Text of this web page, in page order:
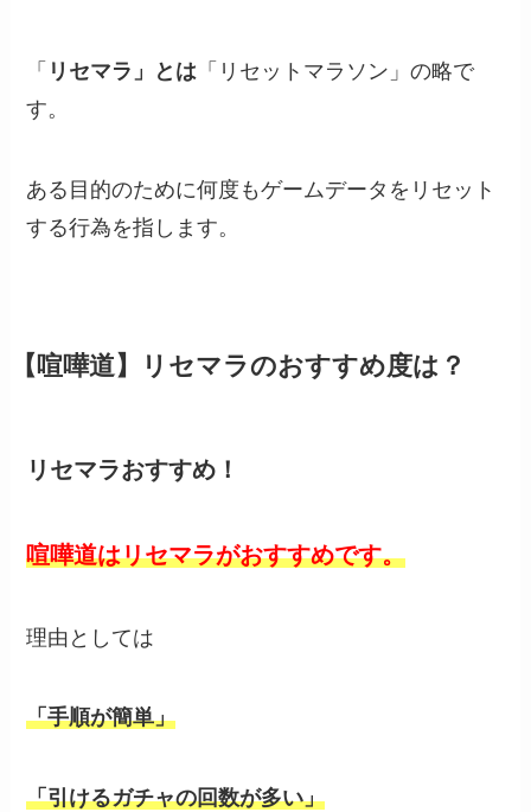
「 リセマラ」とは 「リセットマラソン」の略で
す。
ある目的のために何度もゲームデータをリセット
する行為を指します。
【喧嘩道】リセマラのおすすめ度は？
リセマラおすすめ！
喧嘩道はリセマラがおすすめです。
理由としては
「手順が簡単」
「引けるガチャの回数が多い」